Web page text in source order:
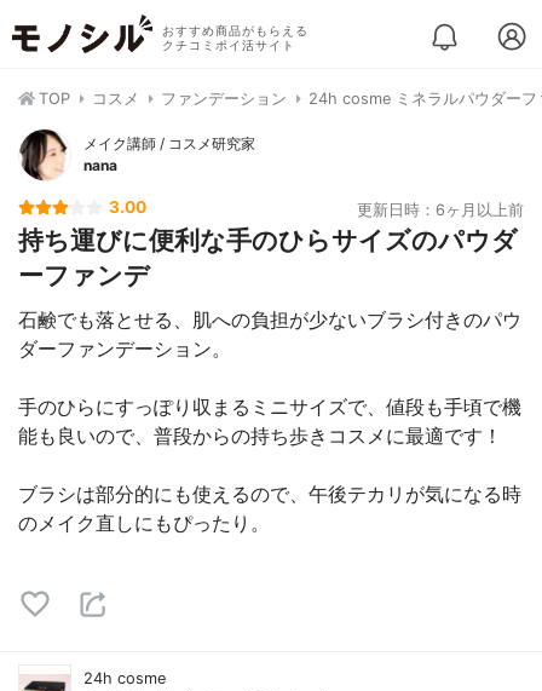
おすすめ商品がもらえる
クチコミポイ活サイト
TOP コスメ ファンデーション 24h cosme ミネラルパウダーフ
メイク講師 / コスメ研究家
nana
3.00 更新日時：6ヶ月以上前
持ち運びに便利な手のひらサイズのパウダ
ーファンデ
石鹸でも落とせる、肌への負担が少ないブラシ付きのパウ
ダーファンデーション。
手のひらにすっぽり収まるミニサイズで、値段も手頃で機
能も良いので、普段からの持ち歩きコスメに最適です！
ブラシは部分的にも使えるので、午後テカリが気になる時
のメイク直しにもぴったり。
24h cosme